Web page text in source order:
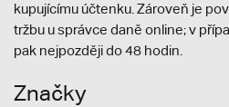
kupujícímu účtenku. Zároveň je
tržbu u správce daně online; v
pak nejpozději do 48 hodin.
Značky